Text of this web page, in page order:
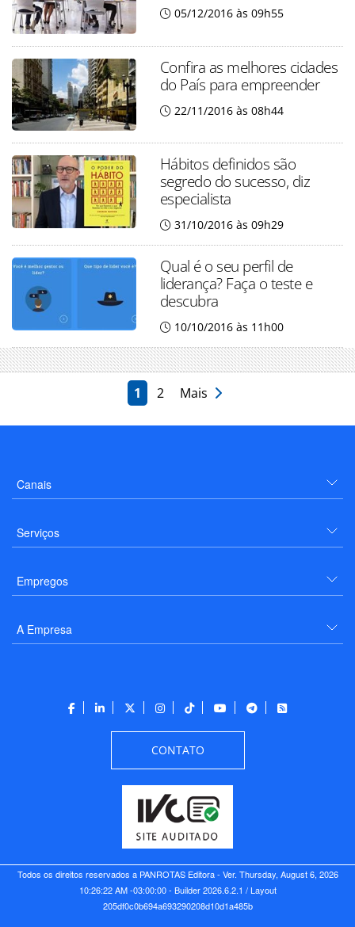
05/12/2016 às 09h55
Confira as melhores cidades
do País para empreender
22/11/2016 às 08h44
Hábitos definidos são
segredo do sucesso, diz
especialista
31/10/2016 às 09h29
Qual é o seu perfil de
liderança? Faça o teste e
descubra
10/10/2016 às 11h00
1 2 Mais
Canais
Serviços
Empregos
A Empresa
CONTATO
Todos os direitos reservados a PANROTAS Editora - Ver. Thursday, August 6, 2026
10:26:22 AM -03:00:00 - Builder 2026.6.2.1 / Layout
205df0c0b694a693290208d10d1a485b